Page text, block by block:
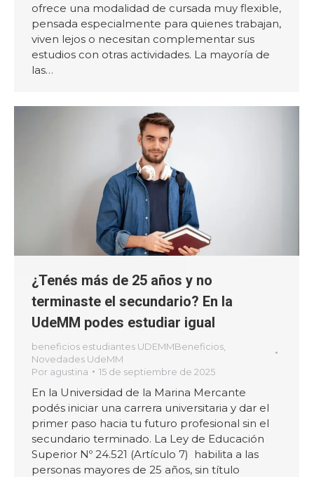
ofrece una modalidad de cursada muy flexible,
pensada especialmente para quienes trabajan,
viven lejos o necesitan complementar sus
estudios con otras actividades. La mayoría de
las…
¿Tenés más de 25 años y no
terminaste el secundario? En la
UdeMM podes estudiar igual
beneficios estudiantes UDEMMBeneficios
Novedades UdeMM
Por agustina 15 de septiembre de 2025
En la Universidad de la Marina Mercante
podés iniciar una carrera universitaria y dar el
primer paso hacia tu futuro profesional sin el
secundario terminado. La Ley de Educación
Superior Nº 24.521 (Artículo 7) habilita a las
personas mayores de 25 años, sin título